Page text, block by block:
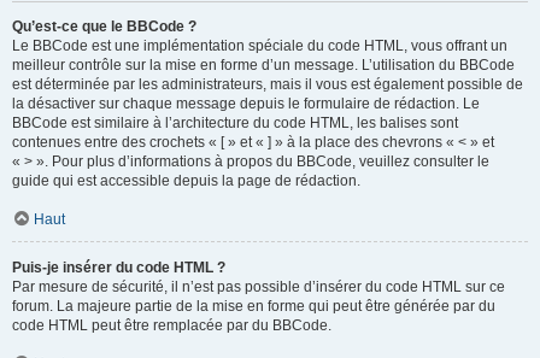
Qu’est-ce que le BBCode ?
Le BBCode est une implémentation spéciale du code HTML, vous offrant un
meilleur contrôle sur la mise en forme d’un message. L’utilisation du BBCode
est déterminée par les administrateurs, mais il vous est également possible de
la désactiver sur chaque message depuis le formulaire de rédaction. Le
BBCode est similaire à l’architecture du code HTML, les balises sont
contenues entre des crochets « [ » et « ] » à la place des chevrons « < » et
« > ». Pour plus d’informations à propos du BBCode, veuillez consulter le
guide qui est accessible depuis la page de rédaction.
Haut
Puis-je insérer du code HTML ?
Par mesure de sécurité, il n’est pas possible d’insérer du code HTML sur ce
forum. La majeure partie de la mise en forme qui peut être générée par du
code HTML peut être remplacée par du BBCode.